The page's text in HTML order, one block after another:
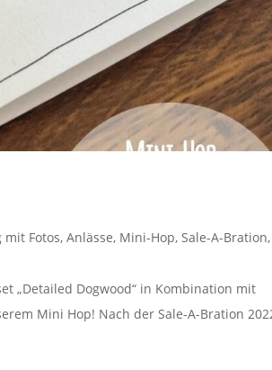
Fotos, Anlässe, Mini-Hop, Sale-A-Bration,
„Detailed Dogwood“ in Kombination mit
Mini Hop! Nach der Sale-A-Bration